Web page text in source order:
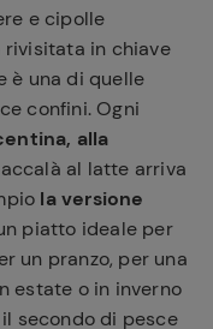
e cipolle
rivisitata in chiave
è una di quelle
confini. Ogni
alla
al latte arriva
la versione
piatto ideale per
un pranzo, per una
estate o in inverno
secondo di pesce